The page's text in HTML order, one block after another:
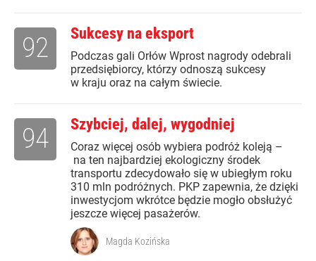
Sukcesy na eksport
Podczas gali Orłów Wprost nagrody odebrali
przedsiębiorcy, którzy odnoszą sukcesy
w kraju oraz na całym świecie.
92
Szybciej, dalej, wygodniej
Coraz więcej osób wybiera podróż koleją –
na ten najbardziej ekologiczny środek
transportu zdecydowało się w ubiegłym roku
310 mln podróżnych. PKP zapewnia, że dzięki
inwestycjom wkrótce będzie mogło obsłużyć
jeszcze więcej pasażerów.
94
Magda Kozińska